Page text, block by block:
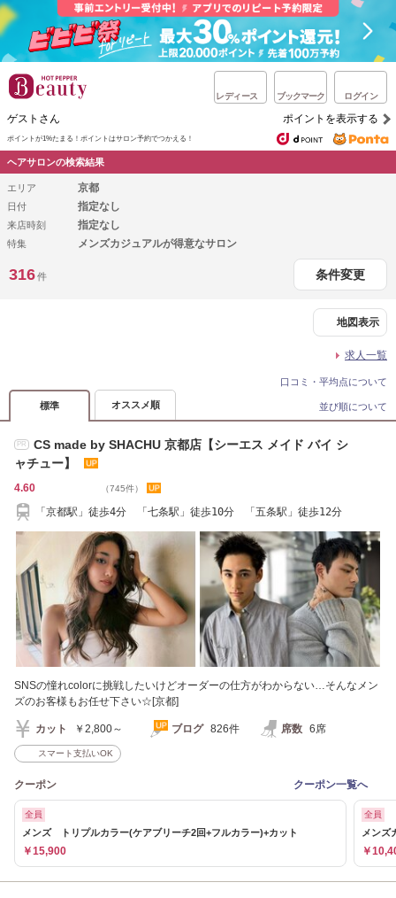
レディース ブックマーク ログイン
ゲストさん ポイントを表示する
ポイントが1%たまる！ ポイントはサロン予約でつかえる！
ヘアサロンの検索結果
エリア 京都
日付 指定なし
来店時刻 指定なし
特集 メンズカジュアルが得意なサロン
316件 条件変更
地図表示
求人一覧
口コミ・平均点について
標準 オススメ順 並び順について
PR
CS made by SHACHU 京都店【シーエス メイド バイ シ
ャチュー】
4.60 （745件）
「京都駅」徒歩4分 「七条駅」徒歩10分 「五条駅」徒歩12分
SNSの憧れcolorに挑戦したいけどオーダーの仕方がわからない…そんなメン
ズのお客様もお任せ下さい☆[京都]
カット ￥2,800～ ブログ 826件 席数 6席
スマート支払いOK
クーポン クーポン一覧へ
全員
メンズ トリプルカラー(ケアブリーチ2回+フルカラー)+カット
￥15,900
全員
メンズ
￥